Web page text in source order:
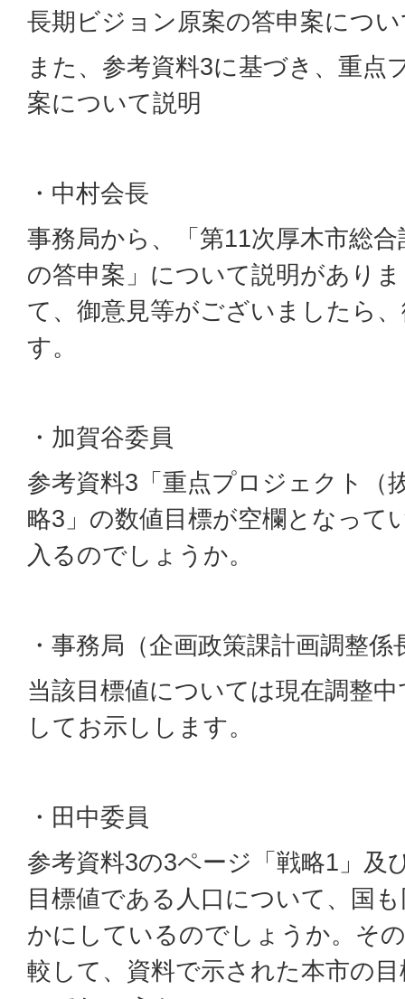
長期ビジョン原案の答申案につ
また、参考資料3に基づき、重点
案について説明
・中村会長
事務局から、「第11次厚木市総
の答申案」について説明があり
て、御意見等がございましたら
す。
・加賀谷委員
参考資料3「重点プロジェクト（
略3」の数値目標が空欄となって
入るのでしょうか。
・事務局（企画政策課計画調整係
当該目標値については現在調整
してお示しします。
・田中委員
参考資料3の3ページ「戦略1」及
目標値である人口について、国
かにしているのでしょうか。そ
較して、資料で示された本市の